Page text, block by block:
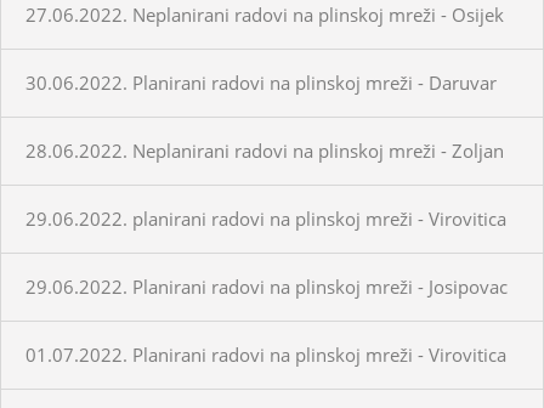
27.06.2022. Neplanirani radovi na plinskoj mreži - Osijek
30.06.2022. Planirani radovi na plinskoj mreži - Daruvar
28.06.2022. Neplanirani radovi na plinskoj mreži - Zoljan
29.06.2022. planirani radovi na plinskoj mreži - Virovitica
29.06.2022. Planirani radovi na plinskoj mreži - Josipovac
01.07.2022. Planirani radovi na plinskoj mreži - Virovitica